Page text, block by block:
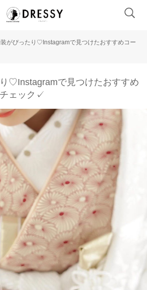
がぴったり♡Instagramで見つけたおすすめコー
♡Instagramで見つけたおすすめ
ェック✓